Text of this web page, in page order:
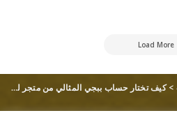
Load More
>كيف تختار حساب ببجي المثالي من متجر لوكيشن؟